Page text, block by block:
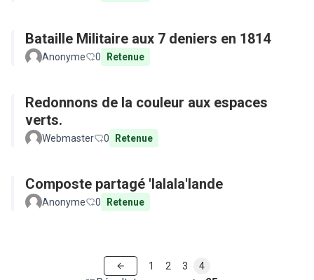
Bataille Militaire aux 7 deniers en 1814
Anonyme 0 Retenue
Redonnons de la couleur aux espaces
verts.
Webmaster 0 Retenue
Composte partagé 'lalala'lande
Anonyme 0 Retenue
1 2 3 4